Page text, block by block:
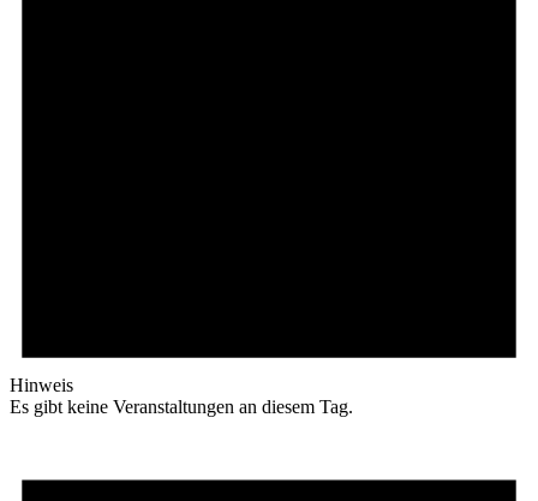
Hinweis
Es gibt keine Veranstaltungen an diesem Tag.